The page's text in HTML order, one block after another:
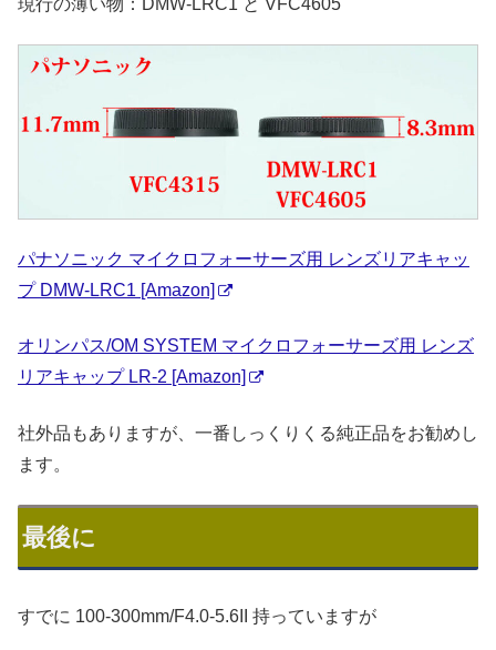
パナソニック マイクロフォーサーズ用 レンズリアキャッ
プ DMW-LRC1 [Amazon]
オリンパス/OM SYSTEM マイクロフォーサーズ用 レンズ
リアキャップ LR-2 [Amazon]
社外品もありますが、一番しっくりくる純正品をお勧めし
ます。
最後に
すでに 100-300mm/F4.0-5.6II 持っていますが